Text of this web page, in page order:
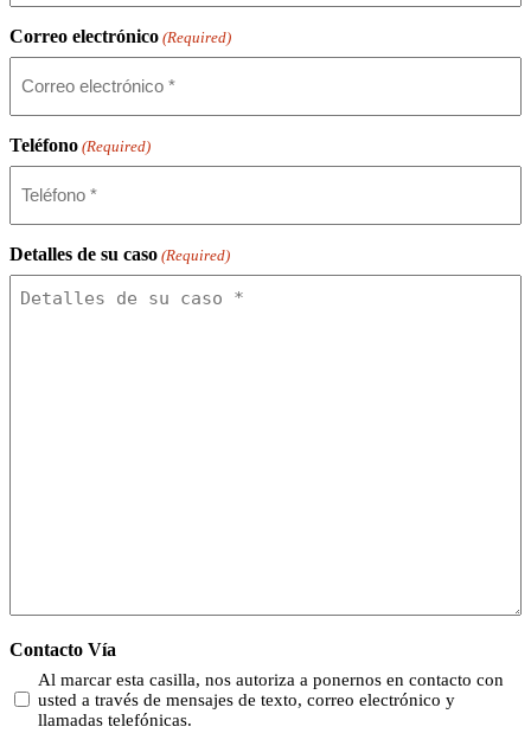
Correo electrónico (Required)
Teléfono (Required)
Detalles de su caso (Required)
Contacto Vía
Al marcar esta casilla, nos autoriza a ponernos en contacto con
usted a través de mensajes de texto, correo electrónico y
llamadas telefónicas.